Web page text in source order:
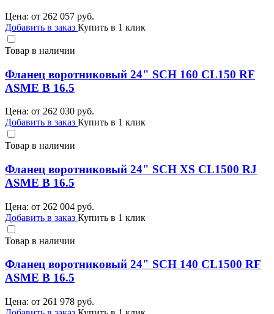
Цена: от 262 057 руб.
Добавить в заказ Купить в 1 клик
Товар в наличии
Фланец воротниковый 24" SCH 160 CL150 RF
ASME B 16.5
Цена: от 262 030 руб.
Добавить в заказ Купить в 1 клик
Товар в наличии
Фланец воротниковый 24" SCH XS CL1500 RJ
ASME B 16.5
Цена: от 262 004 руб.
Добавить в заказ Купить в 1 клик
Товар в наличии
Фланец воротниковый 24" SCH 140 CL1500 RF
ASME B 16.5
Цена: от 261 978 руб.